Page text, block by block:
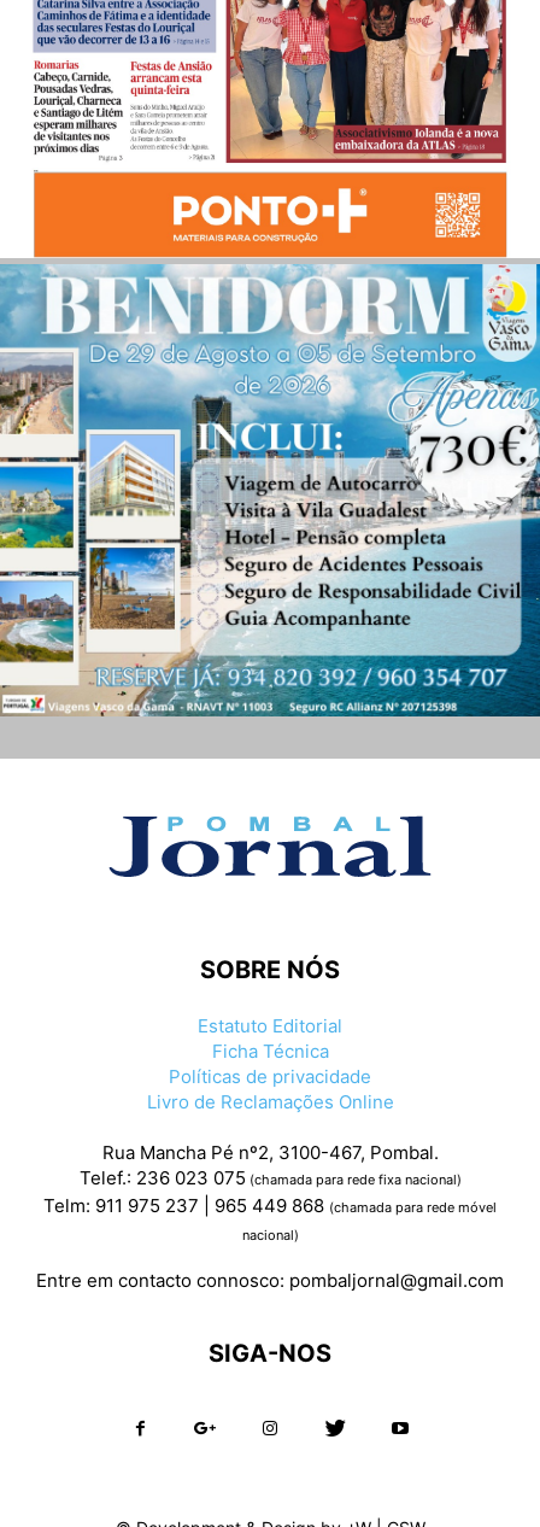
SOBRE NÓS
Estatuto Editorial
Ficha Técnica
Políticas de privacidade
Livro de Reclamações Online
Rua Mancha Pé nº2, 3100-467, Pombal.
Telef.: 236 023 075 (chamada para rede fixa nacional)
Telm: 911 975 237 | 965 449 868 (chamada para rede móvel
nacional)
Entre em contacto connosco: pombaljornal@gmail.com
SIGA-NOS